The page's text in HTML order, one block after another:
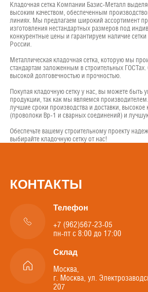
Кладочная сетка Компании Базис-Металл
высоким качеством, обеспеченным
линиях. Мы предлагаем широкий ассортимент
изготовления нестандартных размеров под
конкурентные цены и гарантируем наличие
России.
Металлическая кладочная сетка, которую мы
стандартам заложенным в строительных ГОСТах.
высокой долговечностью и прочностью.
Покупая кладочную сетку у нас, вы можете быть
продукции, так как мы являемся
лучшие сроки производства и доставки, высокое
(проволоки Вр-1 и сварных соединений) и
Обеспечьте вашему строительному проекту
выбирайте кладочную сетку от нас!
КОНТАКТЫ
Телефон
+7 (962)567-23-05
пн-пт с 8:00 до 17:00
Склад
Москва,
г. Москва, ул.
207